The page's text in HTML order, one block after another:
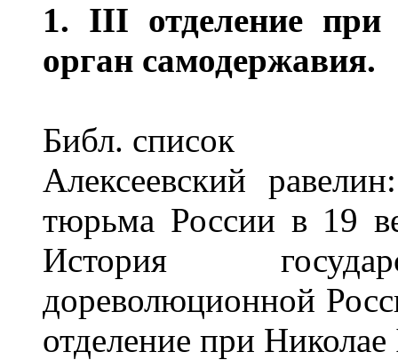
1. III отделение
орган самодержавия.
Библ. список
Алексеевский
тюрьма России в 19
История
дореволюционной
отделение при